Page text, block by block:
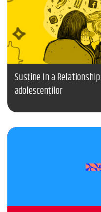
Susține In a
adolescenților